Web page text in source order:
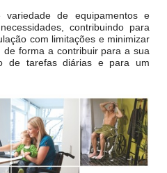
variedade de equipamentos e
contribuindo para
com limitações e minimizar
de forma a contribuir para a sua
de tarefas diárias e para um